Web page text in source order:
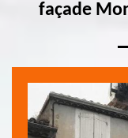
façade